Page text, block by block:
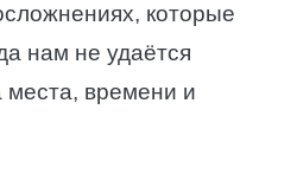
которые
нам не удаётся
места, времени и